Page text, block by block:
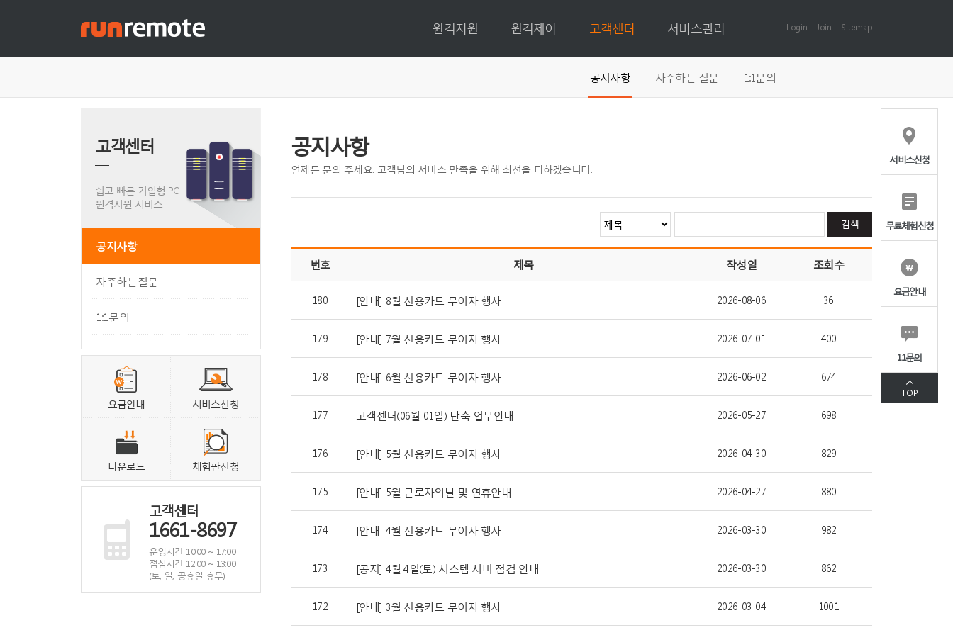
Login Join Sitemap
원격지원 원격제어 고객센터
공지사항 자주하는 질문 1:1문의
서비스관리
서비스신청
무료체험신청
요금안내
1:1문의
TOP
고객센터
쉽고 빠른 기업형 PC
원격지원 서비스
공지사항
자주하는질문
1:1문의
요금안내 서비스신청
다운로드 체험판신청
고객센터
1661-8697
운영시간 10:00 ~ 17:00
점심시간 12:00 ~ 13:00
(토, 일, 공휴일 휴무)
공지사항
언제든 문의 주세요. 고객님의 서비스 만족을 위해 최선을 다하겠습니다.
번호 제목 작성일 조회수
180 [안내] 8월 신용카드 무이자 행사 2026-08-06 36
179 [안내] 7월 신용카드 무이자 행사 2026-07-01 400
178 [안내] 6월 신용카드 무이자 행사 2026-06-02 674
177 고객센터(06월 01일) 단축 업무안내 2026-05-27 698
176 [안내] 5월 신용카드 무이자 행사 2026-04-30 829
175 [안내] 5월 근로자의날 및 연휴안내 2026-04-27 880
174 [안내] 4월 신용카드 무이자 행사 2026-03-30 982
173 [공지] 4월 4일(토) 시스템 서버 점검 안내 2026-03-30 862
172 [안내] 3월 신용카드 무이자 행사 2026-03-04 1001